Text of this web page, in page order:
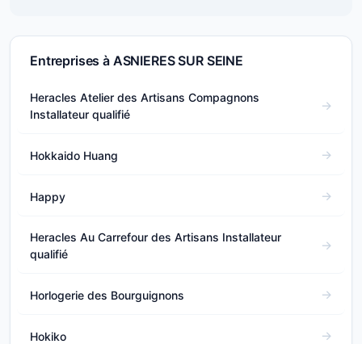
Entreprises à ASNIERES SUR SEINE
Heracles Atelier des Artisans Compagnons
Installateur qualifié
Hokkaido Huang
Happy
Heracles Au Carrefour des Artisans Installateur
qualifié
Horlogerie des Bourguignons
Hokiko